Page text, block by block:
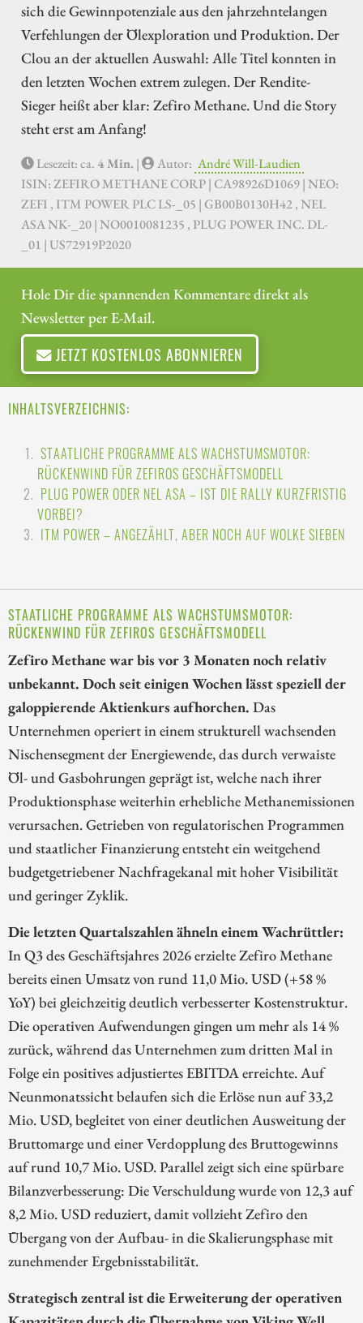
sich die Gewinnpotenziale aus den jahrzehntelangen
Verfehlungen der Ölexploration und Produktion. Der
Clou an der aktuellen Auswahl: Alle Titel konnten in
den letzten Wochen extrem zulegen. Der Rendite-
Sieger heißt aber klar: Zefiro Methane. Und die Story
steht erst am Anfang!
Lesezeit: ca.4 Min. | Autor: André Will-Laudien
ISIN: ZEFIRO METHANE CORP | CA98926D1069 | NEO:
ZEFI , ITM POWER PLC LS-_05 | GB00B0130H42 , NEL
ASA NK-_20 | NO0010081235 , PLUG POWER INC. DL-
_01 | US72919P2020
Hole Dir die spannenden Kommentare direkt als
Newsletter per E-Mail.
JETZT KOSTENLOS ABONNIEREN
INHALTSVERZEICHNIS:
STAATLICHE PROGRAMME ALS WACHSTUMSMOTOR:
RÜCKENWIND FÜR ZEFIROS GESCHÄFTSMODELL
PLUG POWER ODER NEL ASA – IST DIE RALLY KURZFRISTIG
VORBEI?
ITM POWER – ANGEZÄHLT, ABER NOCH AUF WOLKE SIEBEN
STAATLICHE PROGRAMME ALS WACHSTUMSMOTOR:
RÜCKENWIND FÜR ZEFIROS GESCHÄFTSMODELL
Zefiro Methane war bis vor 3 Monaten noch relativ
unbekannt. Doch seit einigen Wochen lässt speziell der
galoppierende Aktienkurs aufhorchen. Das
Unternehmen operiert in einem strukturell wachsenden
Nischensegment der Energiewende, das durch verwaiste
Öl- und Gasbohrungen geprägt ist, welche nach ihrer
Produktionsphase weiterhin erhebliche Methanemissionen
verursachen. Getrieben von regulatorischen Programmen
und staatlicher Finanzierung entsteht ein weitgehend
budgetgetriebener Nachfragekanal mit hoher Visibilität
und geringer Zyklik.
Die letzten Quartalszahlen ähneln einem Wachrüttler:
In Q3 des Geschäftsjahres 2026 erzielte Zefiro Methane
bereits einen Umsatz von rund 11,0 Mio. USD (+58 %
YoY) bei gleichzeitig deutlich verbesserter Kostenstruktur.
Die operativen Aufwendungen gingen um mehr als 14 %
zurück, während das Unternehmen zum dritten Mal in
Folge ein positives adjustiertes EBITDA erreichte. Auf
Neunmonatssicht belaufen sich die Erlöse nun auf 33,2
Mio. USD, begleitet von einer deutlichen Ausweitung der
Bruttomarge und einer Verdopplung des Bruttogewinns
auf rund 10,7 Mio. USD. Parallel zeigt sich eine spürbare
Bilanzverbesserung: Die Verschuldung wurde von 12,3 auf
8,2 Mio. USD reduziert, damit vollzieht Zefiro den
Übergang von der Aufbau- in die Skalierungsphase mit
zunehmender Ergebnisstabilität.
Strategisch zentral ist die Erweiterung der operativen